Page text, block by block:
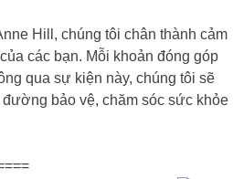
Hill, chúng tôi chân thành cảm
các bạn. Mỗi khoản đóng góp
qua sự kiện này, chúng tôi sẽ
bảo vệ, chăm sóc sức khỏe